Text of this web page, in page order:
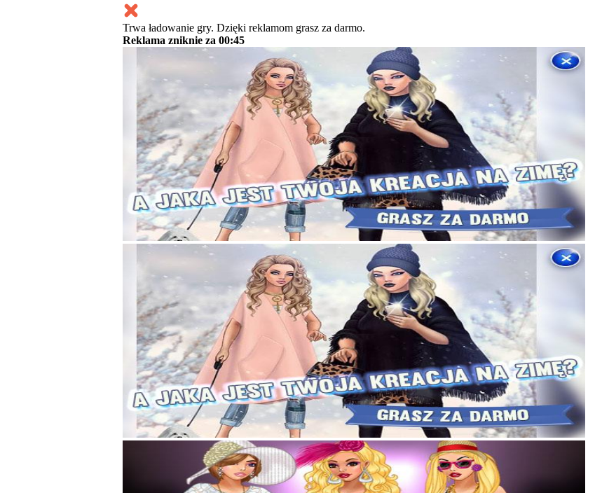
Trwa ładowanie gry. Dzięki reklamom grasz za darmo.
Reklama zniknie za 00:45